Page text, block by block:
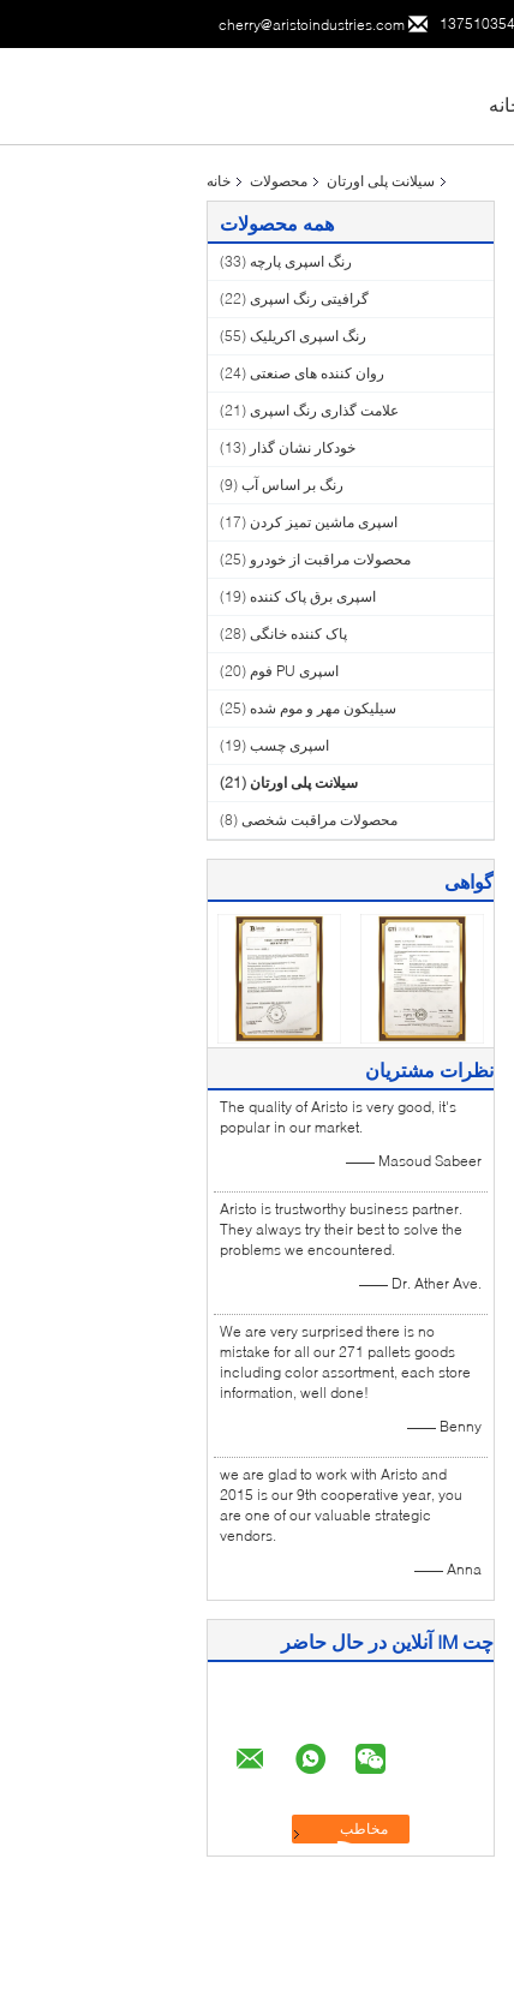
cherry@aristoindustries.com
خانه محصولات سیلانت پلی اورتان
همه محصولات
رنگ اسپری پارچه (33)
گرافیتی رنگ اسپری (22)
رنگ اسپری اکریلیک (55)
روان کننده های صنعتی (24)
علامت گذاری رنگ اسپری (21)
خودکار نشان گذار (13)
رنگ بر اساس آب (9)
اسپری ماشین تمیز کردن (17)
محصولات مراقبت از خودرو (25)
اسپری برق پاک کننده (19)
پاک کننده خانگی (28)
اسپری PU فوم (20)
سیلیکون مهر و موم شده (25)
اسپری چسب (19)
سیلانت پلی اورتان (21)
محصولات مراقبت شخصی (8)
گواهی
نظرات مشتریان
The quality of Aristo is very good, it's
popular in our market.
—— Masoud Sabeer
Aristo is trustworthy business partner.
They always try their best to solve the
problems we encountered.
—— Dr. Ather Ave.
We are very surprised there is no
mistake for all our 271 pallets goods
including color assortment, each store
information, well done!
—— Benny
we are glad to work with Aristo and
2015 is our 9th cooperative year, you
are one of our valuable strategic
vendors.
—— Anna
چت IM آنلاین در حال حاضر